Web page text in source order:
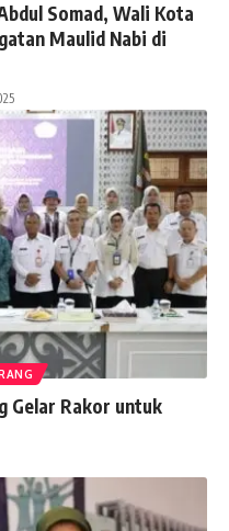
Somad, Wali Kota
Maulid Nabi di
Gelar Rakor untuk